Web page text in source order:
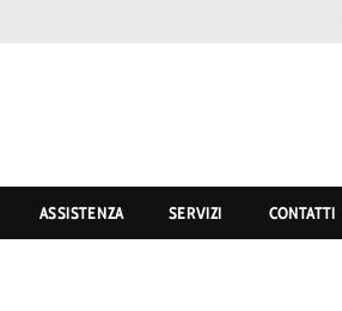
ASSISTENZA SERVIZI CONTATTI